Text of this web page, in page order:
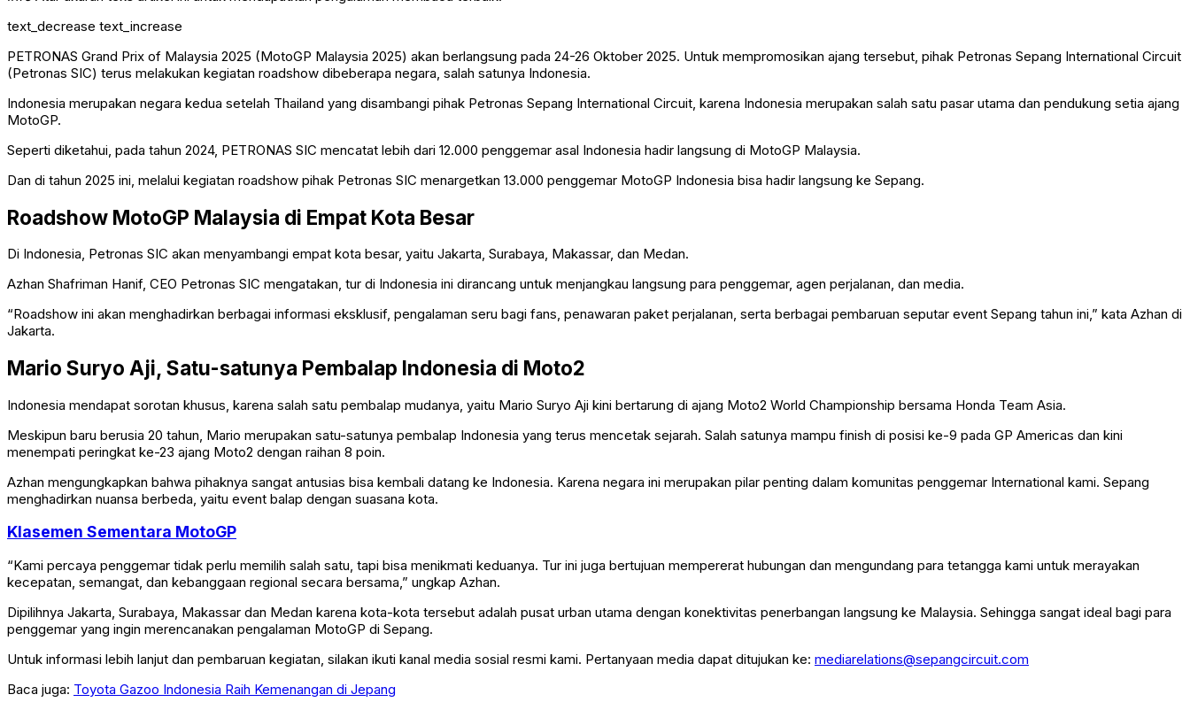
text_decrease text_increase
PETRONAS Grand Prix of Malaysia 2025 (MotoGP Malaysia 2025) akan berlangsung pada 24-26 Oktober 2025. Untuk mempromosikan ajang tersebut, pihak Petronas Sepang International Circuit
(Petronas SIC) terus melakukan kegiatan roadshow dibeberapa negara, salah satunya Indonesia.
Indonesia merupakan negara kedua setelah Thailand yang disambangi pihak Petronas Sepang International Circuit, karena Indonesia merupakan salah satu pasar utama dan pendukung setia ajang
MotoGP.
Seperti diketahui, pada tahun 2024, PETRONAS SIC mencatat lebih dari 12.000 penggemar asal Indonesia hadir langsung di MotoGP Malaysia.
Dan di tahun 2025 ini, melalui kegiatan roadshow pihak Petronas SIC menargetkan 13.000 penggemar MotoGP Indonesia bisa hadir langsung ke Sepang.
Roadshow MotoGP Malaysia di Empat Kota Besar
Di Indonesia, Petronas SIC akan menyambangi empat kota besar, yaitu Jakarta, Surabaya, Makassar, dan Medan.
Azhan Shafriman Hanif, CEO Petronas SIC mengatakan, tur di Indonesia ini dirancang untuk menjangkau langsung para penggemar, agen perjalanan, dan media.
“Roadshow ini akan menghadirkan berbagai informasi eksklusif, pengalaman seru bagi fans, penawaran paket perjalanan, serta berbagai pembaruan seputar event Sepang tahun ini,” kata Azhan di
Jakarta.
Mario Suryo Aji, Satu-satunya Pembalap Indonesia di Moto2
Indonesia mendapat sorotan khusus, karena salah satu pembalap mudanya, yaitu Mario Suryo Aji kini bertarung di ajang Moto2 World Championship bersama Honda Team Asia.
Meskipun baru berusia 20 tahun, Mario merupakan satu-satunya pembalap Indonesia yang terus mencetak sejarah. Salah satunya mampu finish di posisi ke-9 pada GP Americas dan kini
menempati peringkat ke-23 ajang Moto2 dengan raihan 8 poin.
Azhan mengungkapkan bahwa pihaknya sangat antusias bisa kembali datang ke Indonesia. Karena negara ini merupakan pilar penting dalam komunitas penggemar International kami. Sepang
menghadirkan nuansa berbeda, yaitu event balap dengan suasana kota.
Klasemen Sementara MotoGP
“Kami percaya penggemar tidak perlu memilih salah satu, tapi bisa menikmati keduanya. Tur ini juga bertujuan mempererat hubungan dan mengundang para tetangga kami untuk merayakan
kecepatan, semangat, dan kebanggaan regional secara bersama,” ungkap Azhan.
Dipilihnya Jakarta, Surabaya, Makassar dan Medan karena kota-kota tersebut adalah pusat urban utama dengan konektivitas penerbangan langsung ke Malaysia. Sehingga sangat ideal bagi para
penggemar yang ingin merencanakan pengalaman MotoGP di Sepang.
Untuk informasi lebih lanjut dan pembaruan kegiatan, silakan ikuti kanal media sosial resmi kami. Pertanyaan media dapat ditujukan ke: mediarelations@sepangcircuit.com
Baca juga: Toyota Gazoo Indonesia Raih Kemenangan di Jepang